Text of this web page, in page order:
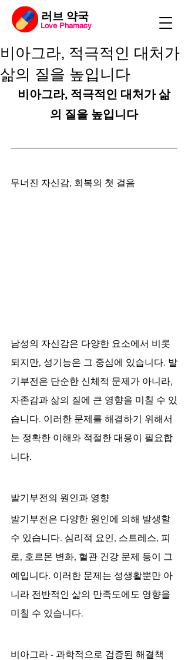
​러브 약국
Love Phamacy
비아그라, 적극적인 대처가
삶의 질을 높입니다
비아그라, 적극적인 대처가 삶
의 질을 높입니다
무너진 자신감, 회복의 첫 걸음
남성의 자신감은 다양한 요소에서 비롯
되지만, 성기능은 그 중심에 있습니다. 발
기부전은 단순한 신체적 문제가 아니라,
자존감과 삶의 질에 큰 영향을 미칠 수 있
습니다. 이러한 문제를 해결하기 위해서
는 정확한 이해와 적절한 대응이 필요합
니다.
발기부전의 원인과 영향
발기부전은 다양한 원인에 의해 발생할
수 있습니다. 심리적 요인, 스트레스, 피
로, 호르몬 변화, 혈관 건강 문제 등이 그
예입니다. 이러한 문제는 성생활뿐만 아
니라 전반적인 삶의 만족도에도 영향을
미칠 수 있습니다.
비아그라 - 과학적으로 검증된 해결책